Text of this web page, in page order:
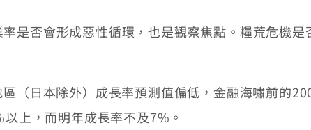
否會形成惡性循環，也是觀察焦點。糧荒危機是
日本除外）成長率預測值偏低，金融海嘯前的
上，而明年成長率不及7%。